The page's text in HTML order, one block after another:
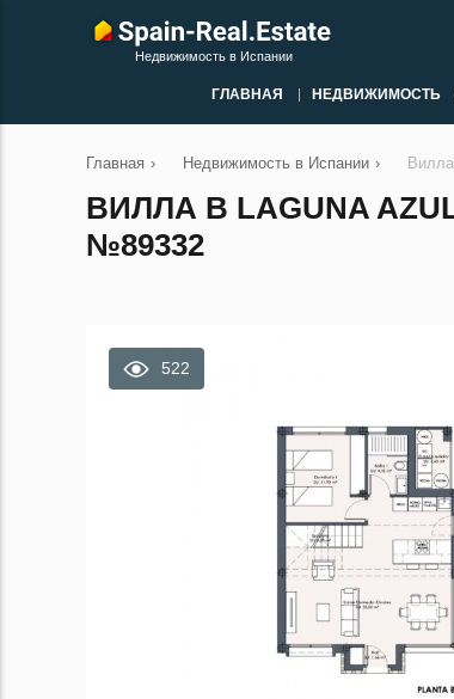
Недвижимость в Испании
ГЛАВНАЯ НЕДВИЖИМОСТЬ
Главная › Недвижимость в Испании ›
ВИЛЛА В LAGUNA
№89332
522